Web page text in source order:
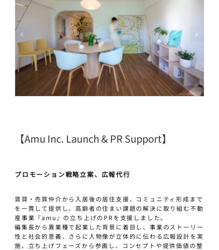
【amu Inc. Launch & PR Support】
プロモーション戦略立案、広報代行
賃貸・売買仲介から入居後の居住支援、コミュニティ形成まで
を一貫して提供し、高齢者の住まい課題の解決に取り組む不動
産事業『amu』の立ち上げのPRを支援しました。
編集長から異業種で起業した背景に着目し、事業のストーリー
性と社会的意義、さらに人物像が立体的に伝わる広報設計を実
施。立ち上げフェーズから参画し、コンセプトや提供価値の整